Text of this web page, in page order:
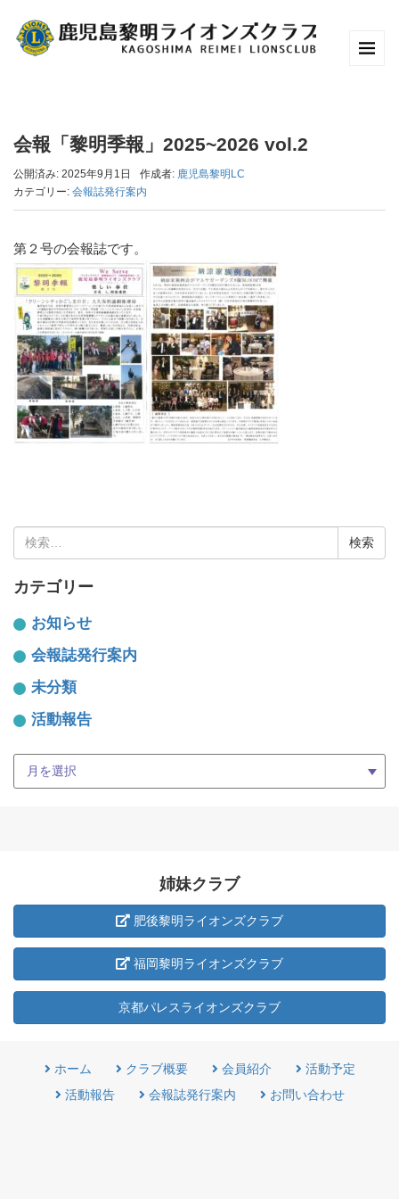
会報「黎明季報」2025~2026 vol.2
公開済み: 2025年9月1日 作成者: 鹿児島黎明LC
カテゴリー: 会報誌発行案内
第２号の会報誌です。
索:
カテゴリー
お知らせ
会報誌発行案内
未分類
活動報告
姉妹クラブ
肥後黎明ライオンズクラブ
福岡黎明ライオンズクラブ
京都パレスライオンズクラブ
ホーム クラブ概要 会員紹介
活動予定
活動報告
会報誌発行案内 お問い合わせ